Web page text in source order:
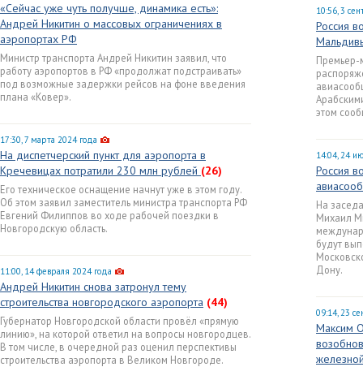
«Сейчас уже чуть получше, динамика есть»:
Андрей Никитин о массовых ограничениях в
аэропортах РФ
Министр транспорта Андрей Никитин заявил, что
работу аэропортов в РФ «продолжат подстраивать»
под возможные задержки рейсов на фоне введения
плана «Ковер».
17:30, 7 марта 2024 года
На диспетчерский пункт для аэропорта в
Кречевицах потратили 230 млн рублей (26)
Его техническое оснащение начнут уже в этом году.
Об этом заявил заместитель министра транспорта РФ
Евгений Филиппов во ходе рабочей поездки в
Новгородскую область.
11:00, 14 февраля 2024 года
Андрей Никитин снова затронул тему
строительства новгородского аэропорта (44)
Губернатор Новгородской области провёл «прямую
линию», на которой ответил на вопросы новгородцев.
В том числе, в очередной раз оценил перспективы
строительства аэропорта в Великом Новгороде.
10:56, 3
Россия
Премьер-
этом
14:04, 24
Россия
На
Михаил
будут
Дону.
09:14, 23
Максим